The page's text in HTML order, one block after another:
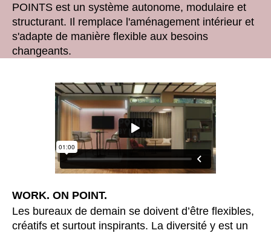
Biélorussie(BY)
Bulgaria
Canada(CA)
Corée du Sud(KR)
Croatie(HR)
Côte d'Ivoire (CI)
Danemark(DK)
Espagne(ES)
Finlande(FI)
France
Ghana(GH)
Grande-Bretagne(GB)
POINTS est un système autonome, modulaire et
structurant. Il remplace l'aménagement intérieur et
s'adapte de manière flexible aux besoins
changeants.
WORK. ON POINT.
Les bureaux de demain se doivent d’être flexibles,
créatifs et surtout inspirants. La diversité y est un